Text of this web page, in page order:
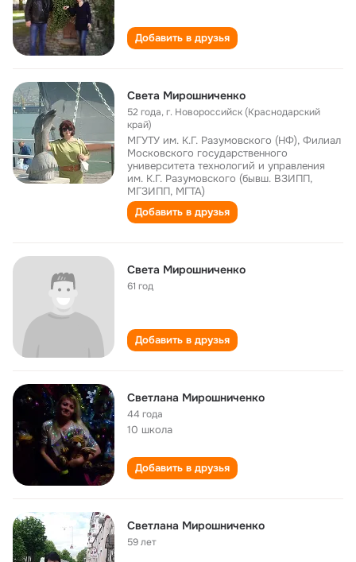
Добавить в друзья
Света Мирошниченкo
52 года,г. Новороссийск (Краснодарский
край)
МГУТУ им. К.Г. Разумовского (НФ), Филиал
Московского государственного
университета технологий и управления
им. К.Г. Разумовского (бывш. ВЗИПП,
МГЗИПП, МГТА)
Добавить в друзья
Света Мирошниченко
61 год
Добавить в друзья
Светлана Мирошниченко
44 года
10 школа
Добавить в друзья
Светлана Мирошниченко
59 лет